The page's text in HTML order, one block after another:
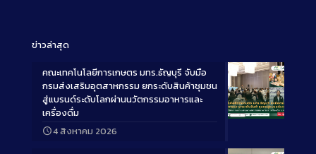
ข่าวล่าสุด
Long
คณะเทคโนโลยีการเกษตร มทร.ธัญบุรี จับมือ
กรมส่งเสริมอุตสาหกรรม ยกระดับสินค้าชุมชน
สู่แบรนด์ระดับโลกผ่านนวัตกรรมอาหารและ
เครื่องดื่ม
4 สิงหาคม 2026